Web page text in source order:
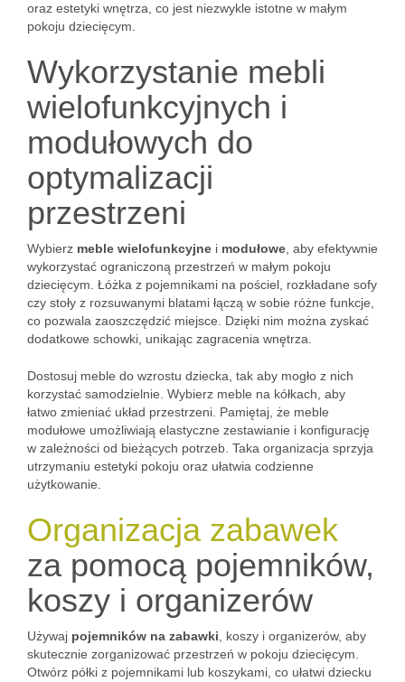
oraz estetyki wnętrza, co jest niezwykle istotne w małym
pokoju dziecięcym.
Wykorzystanie mebli
wielofunkcyjnych i
modułowych do
optymalizacji
przestrzeni
Wybierz meble wielofunkcyjne i modułowe , aby efektywnie
wykorzystać ograniczoną przestrzeń w małym pokoju
dziecięcym. Łóżka z pojemnikami na pościel, rozkładane sofy
czy stoły z rozsuwanymi blatami łączą w sobie różne funkcje,
co pozwala zaoszczędzić miejsce. Dzięki nim można zyskać
dodatkowe schowki, unikając zagracenia wnętrza.
Dostosuj meble do wzrostu dziecka, tak aby mogło z nich
korzystać samodzielnie. Wybierz meble na kółkach, aby
łatwo zmieniać układ przestrzeni. Pamiętaj, że meble
modułowe umożliwiają elastyczne zestawianie i konfigurację
w zależności od bieżących potrzeb. Taka organizacja sprzyja
utrzymaniu estetyki pokoju oraz ułatwia codzienne
użytkowanie.
Organizacja zabawek
za pomocą pojemników,
koszy i organizerów
Używaj pojemników na zabawki , koszy i organizerów, aby
skutecznie zorganizować przestrzeń w pokoju dziecięcym.
Otwórz półki z pojemnikami lub koszykami, co ułatwi dziecku